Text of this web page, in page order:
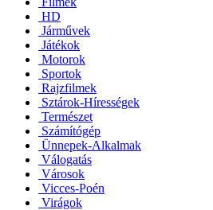
HD
Járművek
Játékok
Motorok
Sportok
Rajzfilmek
Sztárok-Hírességek
Természet
Számítógép
Ünnepek-Alkalmak
Válogatás
Városok
Vicces-Poén
Virágok